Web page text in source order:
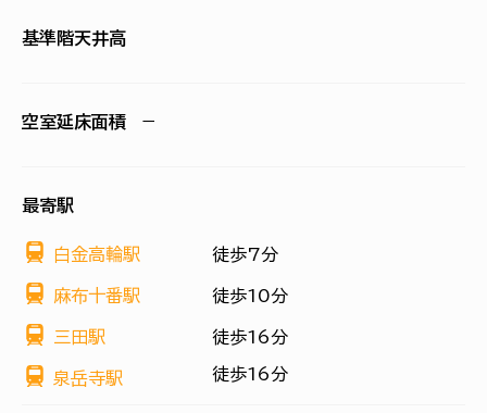
基準階天井高
空室延床面積 −
最寄駅
白金高輪駅 徒歩7分
麻布十番駅 徒歩10分
三田駅 徒歩16分
泉岳寺駅 徒歩16分